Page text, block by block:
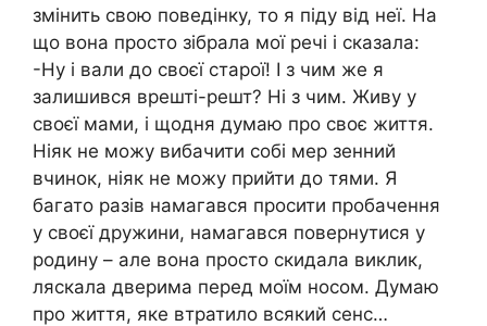
змінить свою поведінку, то я піду від неї. На
що вона просто зібрала мої речі і сказала:
-Ну і вали до своєї старої! І з чим же я
залишився врешті-решт? Ні з чим. Живу у
своєї мами, і щодня думаю про своє життя.
Ніяк не можу вибачити собі мер зенний
вчинок, ніяк не можу прийти до тями. Я
багато разів намагався просити пробачення
у своєї дружини, намагався повернутися у
родину – але вона просто скидала виклик,
ляскала дверима перед моїм носом. Думаю
про життя, яке втратило всякий сенс…